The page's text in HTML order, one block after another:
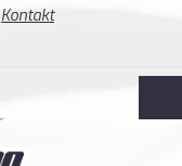
Kontakt